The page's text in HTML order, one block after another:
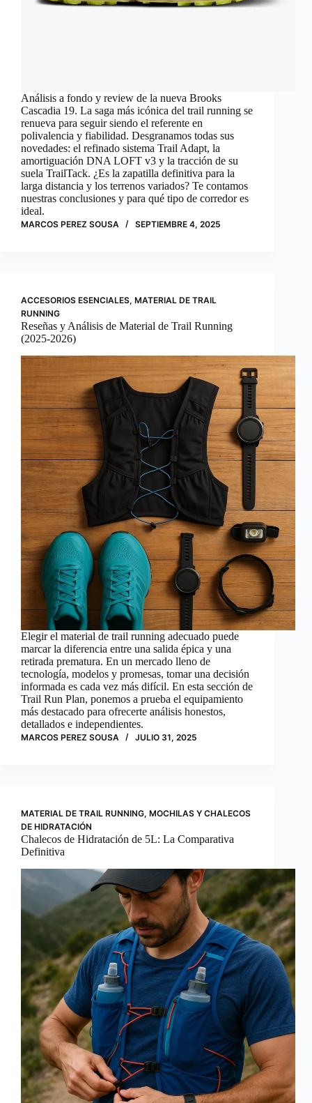
Análisis a fondo y review de la nueva Brooks
Cascadia 19. La saga más icónica del trail running se
renueva para seguir siendo el referente en
polivalencia y fiabilidad. Desgranamos todas sus
novedades: el refinado sistema Trail Adapt, la
amortiguación DNA LOFT v3 y la tracción de su
suela TrailTack. ¿Es la zapatilla definitiva para la
larga distancia y los terrenos variados? Te contamos
nuestras conclusiones y para qué tipo de corredor es
ideal.
MARCOS PEREZ SOUSA SEPTIEMBRE 4, 2025
ACCESORIOS ESENCIALES, MATERIAL DE TRAIL
RUNNING
Reseñas y Análisis de Material de Trail Running
(2025-2026)
Elegir el material de trail running adecuado puede
marcar la diferencia entre una salida épica y una
retirada prematura. En un mercado lleno de
tecnología, modelos y promesas, tomar una decisión
informada es cada vez más difícil. En esta sección de
Trail Run Plan, ponemos a prueba el equipamiento
más destacado para ofrecerte análisis honestos,
detallados e independientes.
MARCOS PEREZ SOUSA JULIO 31, 2025
MATERIAL DE TRAIL RUNNING, MOCHILAS Y CHALECOS
DE HIDRATACIÓN
Chalecos de Hidratación de 5L: La Comparativa
Definitiva